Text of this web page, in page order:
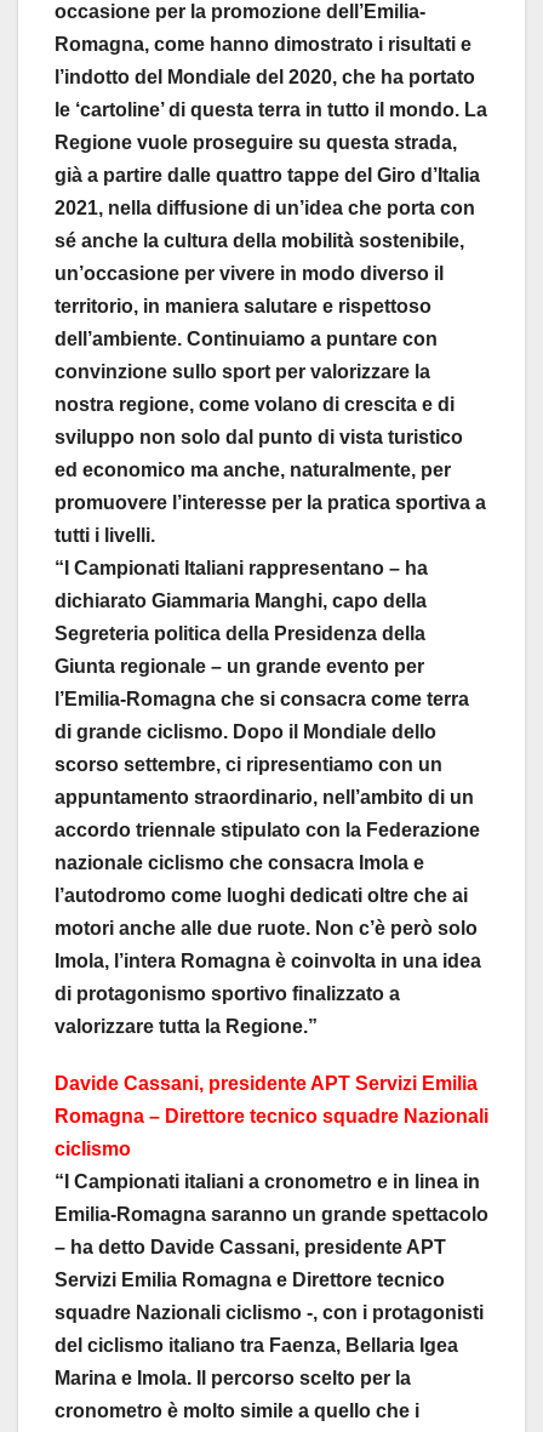
occasione per la promozione dell’Emilia-
Romagna, come hanno dimostrato i risultati e
l’indotto del Mondiale del 2020, che ha portato
le ‘cartoline’ di questa terra in tutto il mondo. La
Regione vuole proseguire su questa strada,
già a partire dalle quattro tappe del Giro d’Italia
2021, nella diffusione di un’idea che porta con
sé anche la cultura della mobilità sostenibile,
un’occasione per vivere in modo diverso il
territorio, in maniera salutare e rispettoso
dell’ambiente. Continuiamo a puntare con
convinzione sullo sport per valorizzare la
nostra regione, come volano di crescita e di
sviluppo non solo dal punto di vista turistico
ed economico ma anche, naturalmente, per
promuovere l’interesse per la pratica sportiva a
tutti i livelli.
“I Campionati Italiani rappresentano – ha
dichiarato Giammaria Manghi, capo della
Segreteria politica della Presidenza della
Giunta regionale – un grande evento per
l’Emilia-Romagna che si consacra come terra
di grande ciclismo. Dopo il Mondiale dello
scorso settembre, ci ripresentiamo con un
appuntamento straordinario, nell’ambito di un
accordo triennale stipulato con la Federazione
nazionale ciclismo che consacra Imola e
l’autodromo come luoghi dedicati oltre che ai
motori anche alle due ruote. Non c’è però solo
Imola, l’intera Romagna è coinvolta in una idea
di protagonismo sportivo finalizzato a
valorizzare tutta la Regione.”
Davide Cassani, presidente APT Servizi Emilia
Romagna – Direttore tecnico squadre Nazionali
ciclismo
“I Campionati italiani a cronometro e in linea in
Emilia-Romagna saranno un grande spettacolo
– ha detto Davide Cassani, presidente APT
Servizi Emilia Romagna e Direttore tecnico
squadre Nazionali ciclismo -, con i protagonisti
del ciclismo italiano tra Faenza, Bellaria Igea
Marina e Imola. Il percorso scelto per la
cronometro è molto simile a quello che i